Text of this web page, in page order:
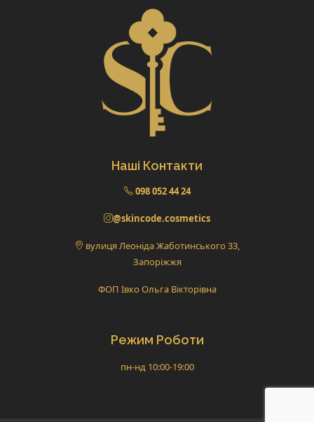
Наші Контакти
098 052 44 24
@skincode.cosmetics
вулиця Леоніда Жаботинського 33,
Запоріжжя
ФОП Івко Ольга Вікторівна
Режим Роботи
пн-нд 10:00-19:00